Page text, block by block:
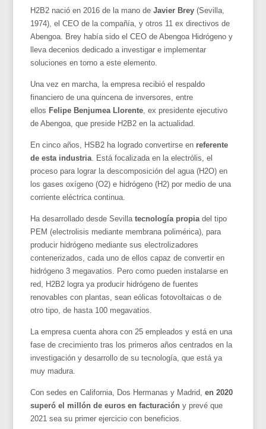
H2B2 nació en 2016 de la mano deJavier Brey (Sevilla,
1974), el CEO de la compañía, y otros 11 ex directivos de
Abengoa. Brey había sido el CEO de Abengoa Hidrógeno y
lleva decenios dedicado a investigar e implementar
soluciones en torno a este elemento.
Una vez en marcha, la empresa recibió el respaldo
financiero de una quincena de inversores, entre
ellos Felipe Benjumea Llorente , ex presidente ejecutivo
de Abengoa, que preside H2B2 en la actualidad.
En cinco años, HSB2 ha logrado convertirse en referente
de esta industria . Está focalizada en la electrólis, el
proceso para lograr la descomposición del agua (H2O) en
los gases oxígeno (O2) e hidrógeno (H2) por medio de una
corriente eléctrica continua.
Ha desarrollado desde Sevillatecnología propia del tipo
PEM (electrolisis mediante membrana polimérica), para
producir hidrógeno mediante sus electrolizadores
contenerizados, cada uno de ellos capaz de convertir en
hidrógeno 3 megavatios. Pero como pueden instalarse en
red, H2B2 logra ya producir hidrógeno de fuentes
renovables con plantas, sean eólicas fotovoltaicas o de
otro tipo, de hasta 100 megavatios.
La empresa cuenta ahora con 25 empleados y está en una
fase de crecimiento tras los primeros años centrados en la
investigación y desarrollo de su tecnología, que está ya
muy madura.
Con sedes en California, Dos Hermanas y Madrid,en 2020
superó el millón de euros en facturación y prevé que
2021 sea su primer ejercicio con beneficios.